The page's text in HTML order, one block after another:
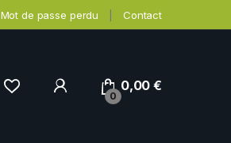
Mot de passe perdu Contact
0
0,00€